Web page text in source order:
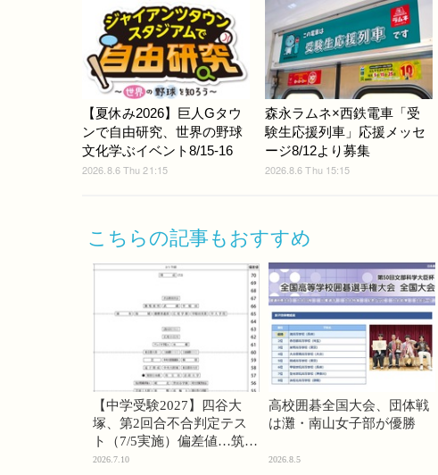
【夏休み2026】巨人Gタウ
ンで自由研究、世界の野球
文化学ぶイベント8/15-16
2026.8.6 Thu 21:15
森永ラムネ×西鉄電車「受
験生応援列車」応援メッセ
ージ8/12より募集
2026.8.6 Thu 15:15
こちらの記事もおすすめ
【中学受験2027】四谷大
塚、第2回合不合判定テス
ト（7/5実施）偏差値…筑駒
74・桜蔭70＜PR＞
2026.7.10
高校囲碁全国大会、団体戦
は灘・南山女子部が優勝
2026.8.5